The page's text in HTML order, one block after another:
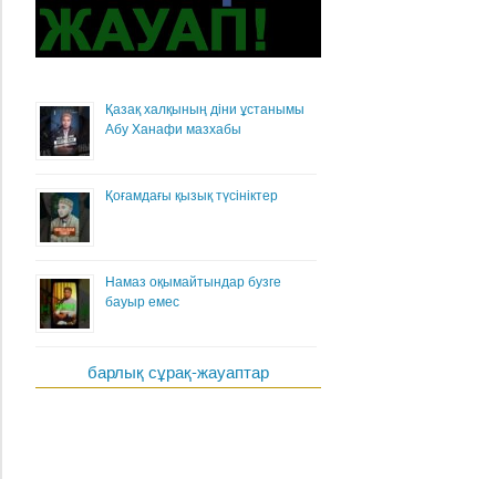
Қазақ халқының діни ұстанымы
Абу Ханафи мазхабы
Қоғамдағы қызық түсініктер
Намаз оқымайтындар бузге
бауыр емес
барлық сұрақ-жауаптар